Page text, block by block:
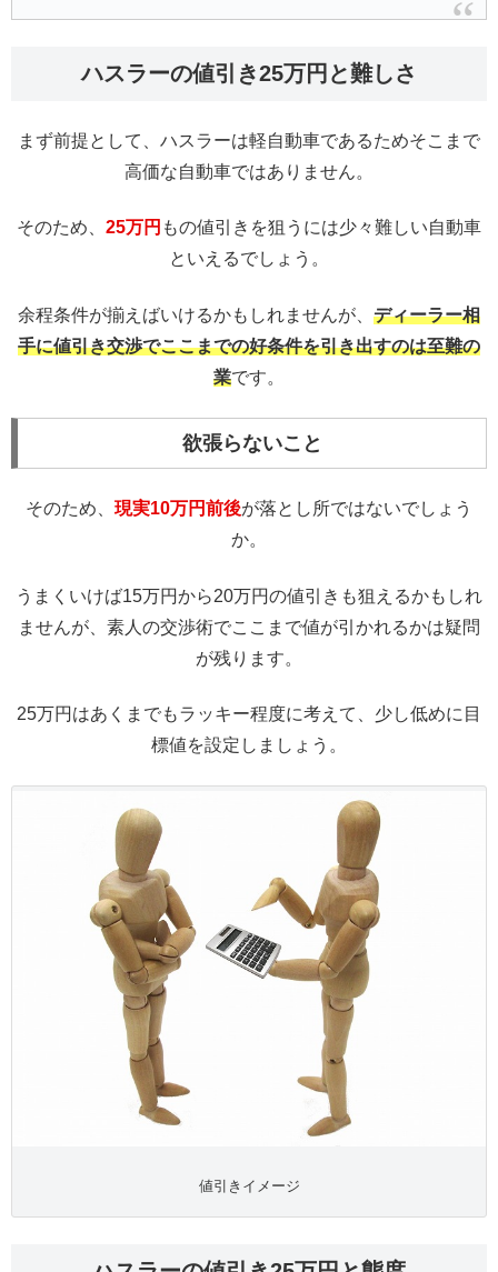
ハスラーの値引き25万円と難しさ
まず前提として、ハスラーは軽自動車であるためそこまで
高価な自動車ではありません。
そのため、 25万円 もの値引きを狙うには少々難しい自動車
といえるでしょう。
余程条件が揃えばいけるかもしれませんが、 ディーラー相
手に値引き交渉でここまでの好条件を引き出すのは至難の
業です。
欲張らないこと
そのため、 現実10万円前後が落とし所ではないでしょう
か。
うまくいけば15万円から20万円の値引きも狙えるかもしれ
ませんが、素人の交渉術でここまで値が引かれるかは疑問
が残ります。
25万円はあくまでもラッキー程度に考えて、少し低めに目
標値を設定しましょう。
値引きイメージ